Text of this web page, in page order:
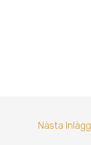
Nästa Inlägg